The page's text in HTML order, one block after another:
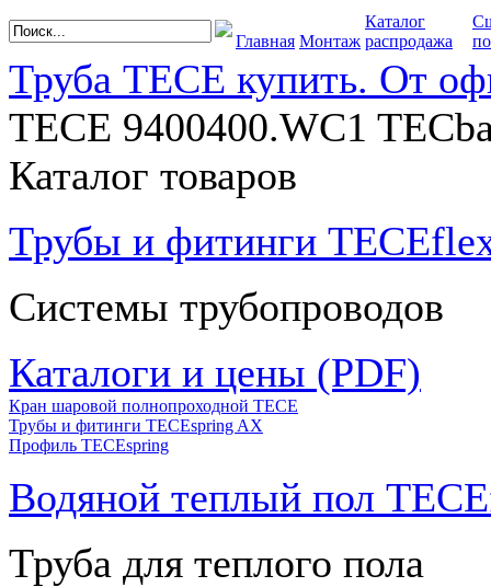
Главная Монтаж
Каталог
распродажа
Труба TECE купить. От
TECE 9400400.WC1
Каталог товаров
Трубы и фитинги
Системы трубопроводов
Каталоги и цены (PDF)
Кран шаровой полнопроходной ТЕСЕ
Трубы и фитинги TECEspring AX
Профиль TECEspring
Водяной теплый пол
Труба для теплого пола